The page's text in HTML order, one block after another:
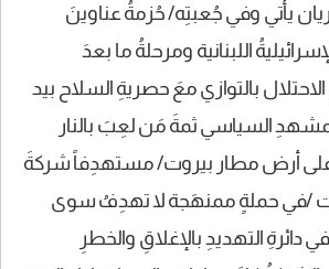
يأتي وفي جُعبتِه/ حُزمةُ عناوينَ
اللبنانية ومرحلةُ ما بعدَ
بالتوازي معَ حصريةِ السلاح بيد
السياسي ثمةَ مَن لعِبَ بالنار
" على أرض مطار بيروت/ مستهدِفاً شركةَ
/في حملةٍ ممنهَجة لا تهدِفُ سوى
في دائرةِ التهديدِ بالإغلاقِ والخطرِ